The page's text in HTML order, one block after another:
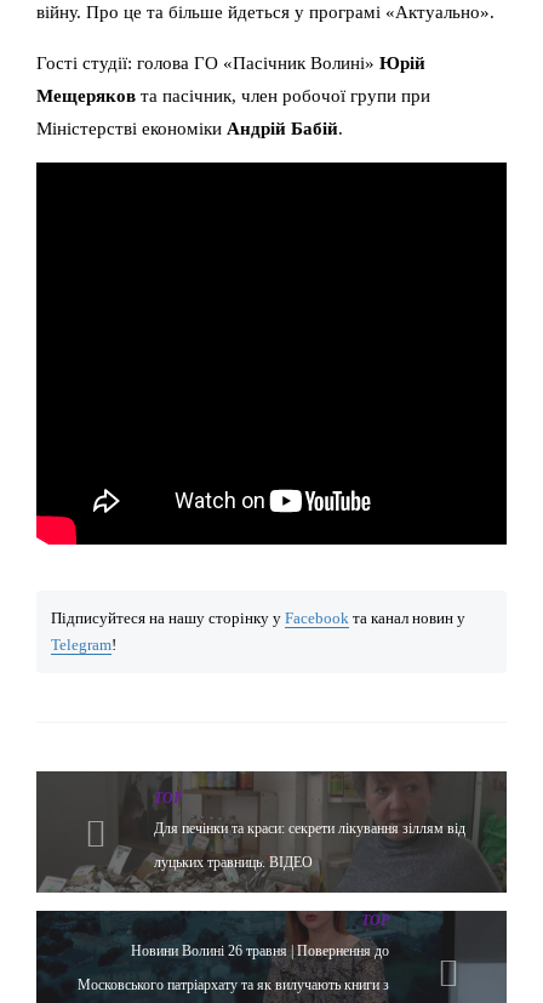
війну. Про це та більше йдеться у програмі «Актуально».
Гості студії: голова ГО «Пасічник Волині» Юрій
Мещеряков та пасічник, член робочої групи при
Міністерстві економіки Андрій Бабій.
Підписуйтеся на нашу сторінку у Facebook та канал новин у
Telegram!
TOP
Для печінки та краси: секрети лікування зіллям від
луцьких травниць. ВІДЕО
TOP
Новини Волині 26 травня | Повернення до
Московського патріархату та як вилучають книги з